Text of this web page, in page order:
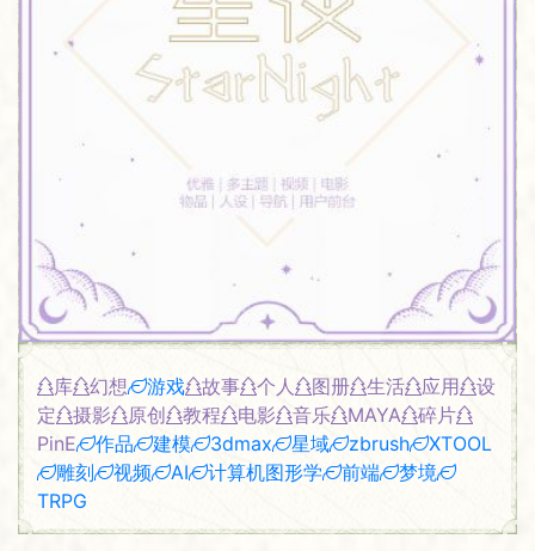
库 幻想 游戏 故事 个人 图册 生活 应用
设
定
摄影 原创 教程 电影 音乐 MAYA
碎片
PinE
作品 建模 3dmax 星域 zbrush
XTOOL
雕刻
视频 AI 计算机图形学 前端
梦境
TRPG